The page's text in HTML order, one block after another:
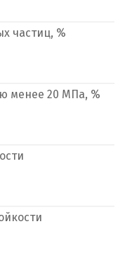
частиц, %
менее 20 МПа, %